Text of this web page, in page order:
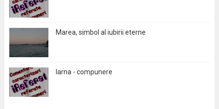
Marea, simbol al iubirii eterne
Iarna - compunere